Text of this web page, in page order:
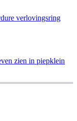
verlovingsring
zien in piepklein